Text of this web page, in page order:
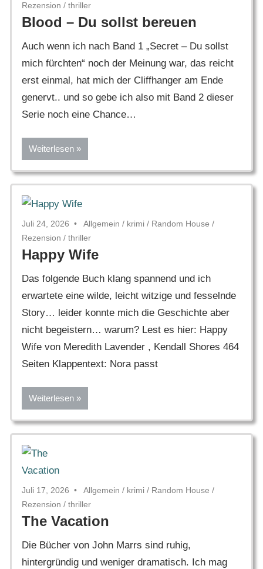
Rezension / thriller
Blood – Du sollst bereuen
Auch wenn ich nach Band 1 „Secret – Du sollst
mich fürchten“ noch der Meinung war, das reicht
erst einmal, hat mich der Cliffhanger am Ende
genervt.. und so gebe ich also mit Band 2 dieser
Serie noch eine Chance…
Weiterlesen
Juli 24, 2026 Allgemein / krimi / Random House /
Rezension / thriller
Happy Wife
Das folgende Buch klang spannend und ich
erwartete eine wilde, leicht witzige und fesselnde
Story… leider konnte mich die Geschichte aber
nicht begeistern… warum? Lest es hier: Happy
Wife von Meredith Lavender , Kendall Shores 464
Seiten Klappentext: Nora passt
Weiterlesen
Juli 17, 2026 Allgemein / krimi / Random House /
Rezension / thriller
The Vacation
Die Bücher von John Marrs sind ruhig,
hintergründig und weniger dramatisch. Ich mag